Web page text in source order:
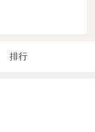
排行